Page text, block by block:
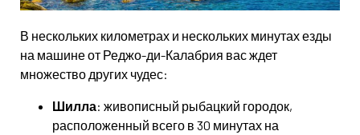
В нескольких километрах и нескольких минутах езды
на машине от Реджо-ди-Калабрия вас ждет
множество других чудес:
Шилла: живописный рыбацкий городок,
расположенный всего в 30 минутах на